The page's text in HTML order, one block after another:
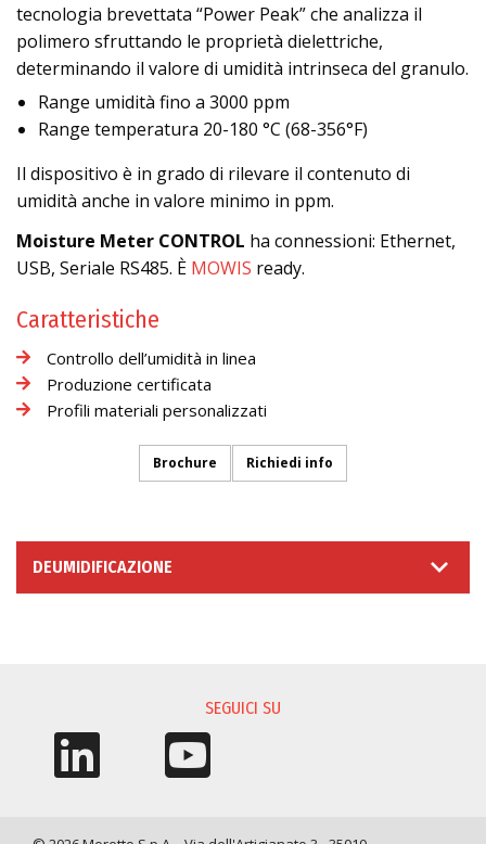
tecnologia brevettata “Power Peak” che analizza il
polimero sfruttando le proprietà dielettriche,
determinando il valore di umidità intrinseca del granulo.
Range umidità fino a 3000 ppm
Range temperatura 20-180 °C (68-356°F)
Il dispositivo è in grado di rilevare il contenuto di
umidità anche in valore minimo in ppm.
Moisture Meter CONTROL ha connessioni: Ethernet,
USB, Seriale RS485. È MOWIS ready.
Caratteristiche
Controllo dell’umidità in linea
Produzione certificata
Profili materiali personalizzati
Brochure Richiedi info
DEUMIDIFICAZIONE
SEGUICI SU